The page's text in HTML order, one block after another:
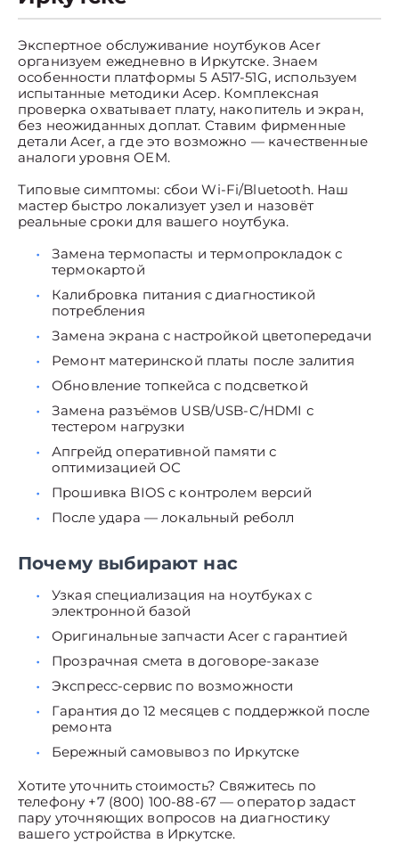
Экспертное обслуживание ноутбуков Acer
организуем ежедневно в Иркутске. Знаем
особенности платформы 5 A517-51G, используем
испытанные методики Асер. Комплексная
проверка охватывает плату, накопитель и экран,
без неожиданных доплат. Ставим фирменные
детали Acer, а где это возможно — качественные
аналоги уровня OEM.
Типовые симптомы: сбои Wi-Fi/Bluetooth. Наш
мастер быстро локализует узел и назовёт
реальные сроки для вашего ноутбука.
Замена термопасты и термопрокладок с
термокартой
Калибровка питания с диагностикой
потребления
Замена экрана с настройкой цветопередачи
Ремонт материнской платы после залития
Обновление топкейса с подсветкой
Замена разъёмов USB/USB-C/HDMI с
тестером нагрузки
Апгрейд оперативной памяти с
оптимизацией ОС
Прошивка BIOS с контролем версий
После удара — локальный реболл
Почему выбирают нас
Узкая специализация на ноутбуках с
электронной базой
Оригинальные запчасти Acer с гарантией
Прозрачная смета в договоре-заказе
Экспресс-сервис по возможности
Гарантия до 12 месяцев с поддержкой после
ремонта
Бережный самовывоз по Иркутске
Хотите уточнить стоимость? Свяжитесь по
телефону +7 (800) 100-88-67 — оператор задаст
пару уточняющих вопросов на диагностику
вашего устройства в Иркутске.